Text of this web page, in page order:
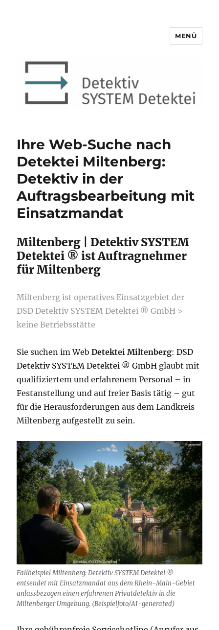
Detektiv SYSTEM Detektei ®
MENÜ
Ihre Web-Suche nach
Detektei Miltenberg:
Detektiv in der
Auftragsbearbeitung mit
Einsatzmandat
Miltenberg | Detektiv SYSTEM
Detektei ® ist Auftragnehmer
für Miltenberg
Miltenberg ist operatives Einsatzgebiet der
DSD Detektiv SYSTEM Detektei ® GmbH >
keine Betriebsstätte
Sie suchen im WebDetektei Miltenberg:DSD
Detektiv SYSTEM Detektei ® GmbH glaubt mit
qualifiziertem und erfahrenem Personal – in
Festanstellung und auf freier Basis tätig – gut
für die Herausforderungen aus dem Landkreis
Miltenberg aufgestellt zu sein.
Fallbeispiel Miltenberg: Detektiv SYSTEM Detektei ®
entsendet mit Einsatzmandat aus dem Rhein-Main-Gebiet
anlassbezogen einen erfahrenen Privatdetektiv in die
Miltenberger Umgebung. (Beispielfoto/AI-generated)